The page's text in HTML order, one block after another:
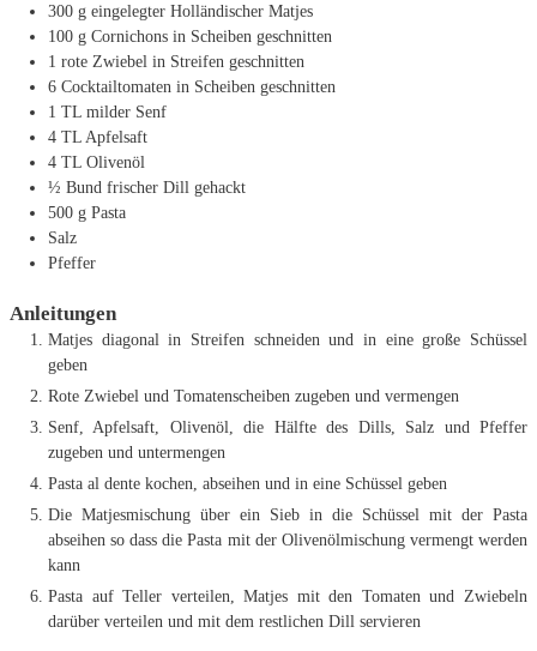
300 g eingelegter Holländischer Matjes
100 g Cornichons in Scheiben geschnitten
1 rote Zwiebel in Streifen geschnitten
6 Cocktailtomaten in Scheiben geschnitten
1 TL milder Senf
4 TLApfelsaft
4 TL Olivenöl
½ Bund frischer Dill gehackt
500 g Pasta
Salz
Pfeffer
Anleitungen
Matjes diagonal in Streifen schneiden und in eine große Schüssel
geben
Rote Zwiebel und Tomatenscheiben zugeben und vermengen
Senf, Apfelsaft, Olivenöl, die Hälfte des Dills, Salz und Pfeffer
zugeben und untermengen
Pasta al dente kochen, abseihen und in eine Schüssel geben
Die Matjesmischung über ein Sieb in die Schüssel mit der Pasta
abseihen so dass die Pasta mit der Olivenölmischung vermengt werden
kann
Pasta auf Teller verteilen, Matjes mit den Tomaten und Zwiebeln
darüber verteilen und mit dem restlichen Dill servieren